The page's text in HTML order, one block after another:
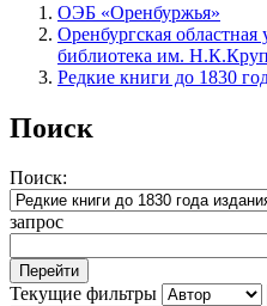
ОЭБ «Оренбуржья»
Оренбургская областная
библиотека им.
Редкие книги до 1830
Поиск
Поиск:
запрос
Текущие фильтры